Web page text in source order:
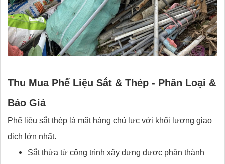
Thu Mua Phế Liệu Sắt & Thép - Phân Loại &
Báo Giá
Phế liệu sắt thép là mặt hàng chủ lực với khối lượng giao
dịch lớn nhất.
Sắt thừa từ công trình xây dựng được phân thành